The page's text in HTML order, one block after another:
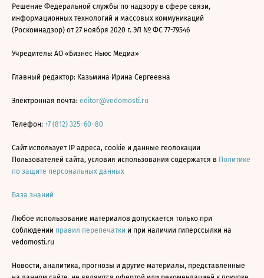
Решение Федеральной службы по надзору в сфере связи,
информационных технологий и массовых коммуникаций
(Роскомнадзор) от 27 ноября 2020 г. ЭЛ № ФС 77-79546
Учредитель: АО «Бизнес Ньюс Медиа»
Главный редактор: Казьмина Ирина Сергеевна
Электронная почта: editor@vedomosti.ru
Телефон: +7 (812) 325–60–80
Сайт использует IP адреса, cookie и данные геолокации
Пользователей сайта, условия использования содержатся в Политике
по защите персональных данных
База знаний
Любое использование материалов допускается только при
соблюдении правил перепечатки и при наличии гиперссылки на
vedomosti.ru
Новости, аналитика, прогнозы и другие материалы, представленные